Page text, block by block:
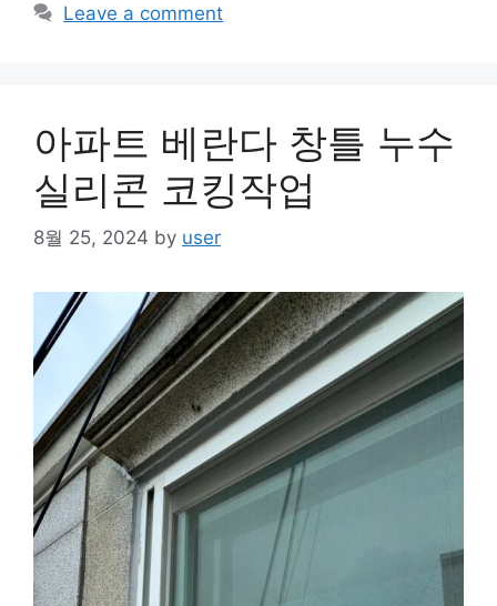
Leave a comment
아파트 베란다 창틀 누수
실리콘 코킹작업
8월 25, 2024 by user